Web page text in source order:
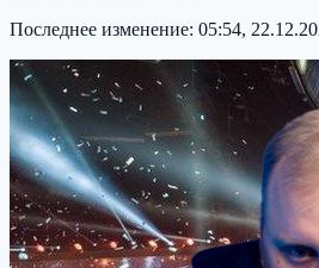
Последнее изменение: 05:54,